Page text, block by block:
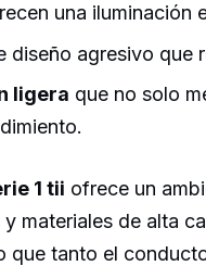
una iluminación
diseño agresivo que
ligera que no solo
1 tii ofrece un
materiales de alta
que tanto el